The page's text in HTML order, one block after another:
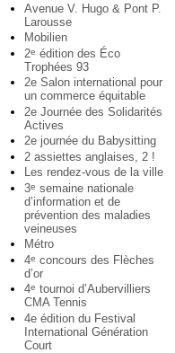
Avenue V. Hugo & Pont P.
Larousse
Mobilien
2e édition des Éco
Trophées 93
2e Salon international pour
un commerce équitable
2e Journée des Solidarités
Actives
2e journée du Babysitting
2 assiettes anglaises, 2 !
Les rendez-vous de la ville
3e semaine nationale
d’information et de
prévention des maladies
veineuses
Métro
4e concours des Flèches
d’or
4e tournoi d’Aubervilliers
CMA Tennis
4e édition du Festival
International Génération
Court